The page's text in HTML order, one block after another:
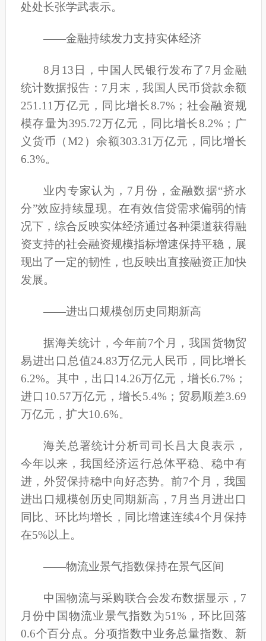
处处长张学武表示。
——金融持续发力支持实体经济
8月13日，中国人民银行发布了7月金融
统计数据报告：7月末，我国人民币贷款余额
251.11万亿元，同比增长8.7%；社会融资规
模存量为395.72万亿元，同比增长8.2%；广
义货币（M2）余额303.31万亿元，同比增长
6.3%。
业内专家认为，7月份，金融数据“挤水
分”效应持续显现。在有效信贷需求偏弱的情
况下，综合反映实体经济通过各种渠道获得融
资支持的社会融资规模指标增速保持平稳，展
现出了一定的韧性，也反映出直接融资正加快
发展。
——进出口规模创历史同期新高
据海关统计，今年前7个月，我国货物贸
易进出口总值24.83万亿元人民币，同比增长
6.2%。其中，出口14.26万亿元，增长6.7%；
进口10.57万亿元，增长5.4%；贸易顺差3.69
万亿元，扩大10.6%。
海关总署统计分析司司长吕大良表示，
今年以来，我国经济运行总体平稳、稳中有
进，外贸保持稳中向好态势。前7个月，我国
进出口规模创历史同期新高，7月当月进出口
同比、环比均增长，同比增速连续4个月保持
在5%以上。
——物流业景气指数保持在景气区间
中国物流与采购联合会发布数据显示，7
月份中国物流业景气指数为51%，环比回落
0.6个百分点。分项指数中业务总量指数、新